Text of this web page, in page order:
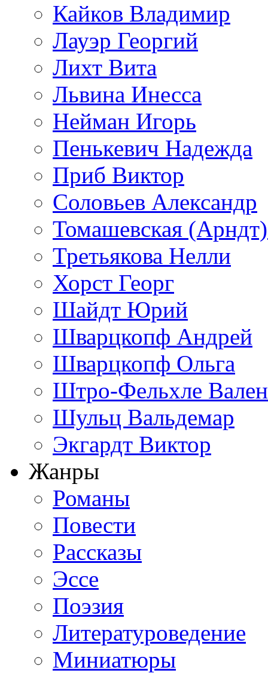
Кайков Владимир
Лауэр Георгий
Лихт Вита
Львина Инесса
Нейман Игорь
Пенькевич Надежда
Приб Виктор
Соловьев Александр
Томашевская
Третьякова Нелли
Хорст Георг
Шайдт Юрий
Шварцкопф Андрей
Шварцкопф Ольга
Штро-Фельхле
Шульц Вальдемар
Экгардт Виктор
Жанры
Романы
Повести
Рассказы
Эссе
Поэзия
Литературоведение
Миниатюры